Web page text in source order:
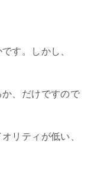
す。しかし、
、だけですので
リティが低い、